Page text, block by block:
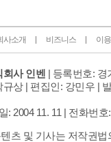
사소개 비즈니스 이
회사 인벤 | 등록번호: 경
규상 | 편집인: 강민우 |
: 2004 11. 11 | 전화번호
츠 및 기사는 저작권